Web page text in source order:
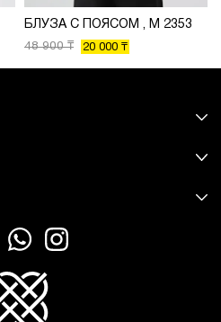
БЛУЗА С ПОЯСОМ , М 2353
48 900 ₸
20 000 ₸